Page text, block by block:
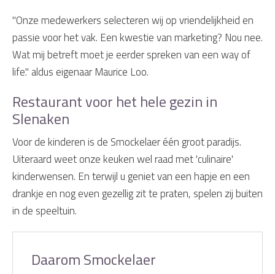
"Onze medewerkers selecteren wij op vriendelijkheid en
passie voor het vak. Een kwestie van marketing? Nou nee.
Wat mij betreft moet je eerder spreken van een way of
life." aldus eigenaar Maurice Loo.
Restaurant voor het hele gezin in
Slenaken
Voor de kinderen is de Smockelaer één groot paradijs.
Uiteraard weet onze keuken wel raad met 'culinaire'
kinderwensen. En terwijl u geniet van een hapje en een
drankje en nog even gezellig zit te praten, spelen zij buiten
in de speeltuin.
Daarom Smockelaer